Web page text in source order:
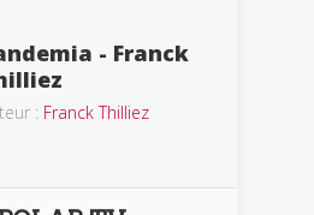
- Franck
: Franck Thilliez